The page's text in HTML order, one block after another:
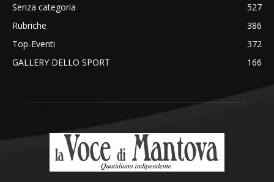
Senza categoria
527
Rubriche
386
Top-Eventi
372
GALLERY DELLO SPORT
166